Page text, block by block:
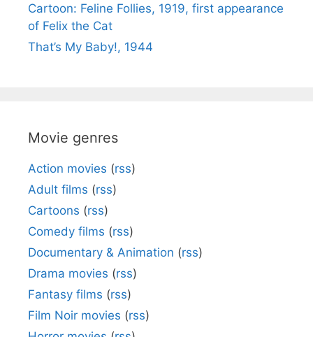
Cartoon: Feline Follies, 1919, first appearance
of Felix the Cat
That’s My Baby!, 1944
Movie genres
Action movies (rss)
Adult films (rss)
Cartoons (rss)
Comedy films (rss)
Documentary & Animation (rss)
Drama movies (rss)
Fantasy films (rss)
Film Noir movies (rss)